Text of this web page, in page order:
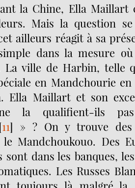
la Chine, Ella Maillart
Mais la question
ailleurs réagit à sa
dans la mesure
La ville de Harbin, telle
en Mandchourie
Ella Maillart et son
la qualifient-ils
11] » ? On y trouve des
Mandchoukouo. Des
sont dans les banques,
Les Russes